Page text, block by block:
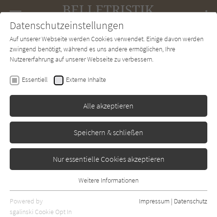
SUCHE Forum Charts Newsletter
Joyce Carol Oates
Vergewaltigt
Erschienen: Januar 2012 Bibliogr. Angaben
Datenschutzeinstellungen
Auf unserer Webseite werden Cookies verwendet. Einige davon werden
zwingend benötigt, während es uns andere ermöglichen, Ihre
Nutzererfahrung auf unserer Webseite zu verbessern.
Essentiell Externe Inhalte
Alle akzeptieren
Speichern & schließen
Nur essentielle Cookies akzeptieren
Essentielle Cookies werden für grundlegende Funktionen der
Webseite benötigt. Dadurch ist gewährleistet, dass die Webseite
Weitere Informationen
Powered by
sgalinski Cookie Opt In
Impressum | Datenschutz